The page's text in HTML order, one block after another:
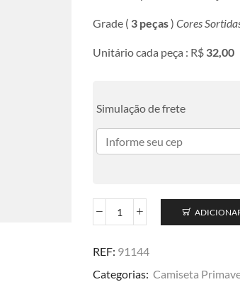
Grade ( 3 peças) Cores
Unitário cada peça : R$ 32,00
Simulação de frete
REF: 91144
Categorias: Camiseta